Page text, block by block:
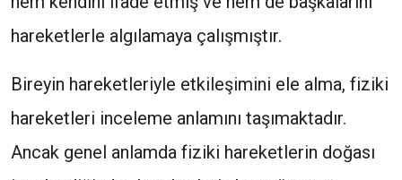
hareketlerle algılamaya çalışmıştır.
Bireyin hareketleriyle etkileşimini ele alma, fiziki
hareketleri inceleme anlamını taşımaktadır.
Ancak genel anlamda fiziki hareketlerin doğası